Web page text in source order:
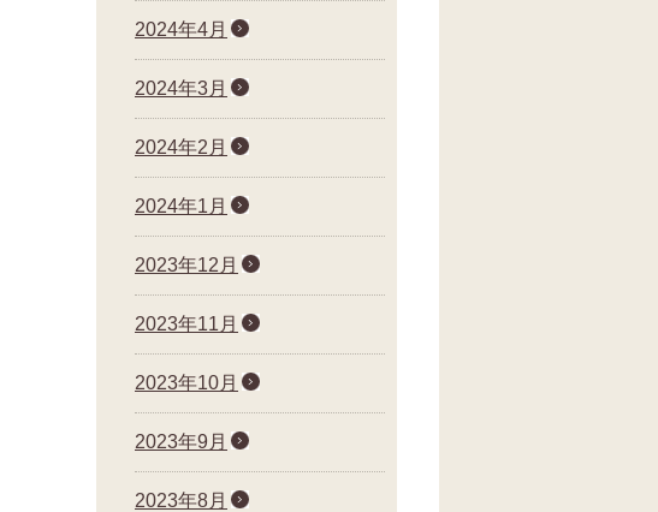
2024年4月
2024年3月
2024年2月
2024年1月
2023年12月
2023年11月
2023年10月
2023年9月
2023年8月